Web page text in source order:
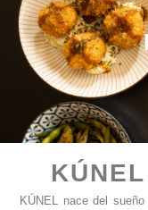
KÚNEL nace del